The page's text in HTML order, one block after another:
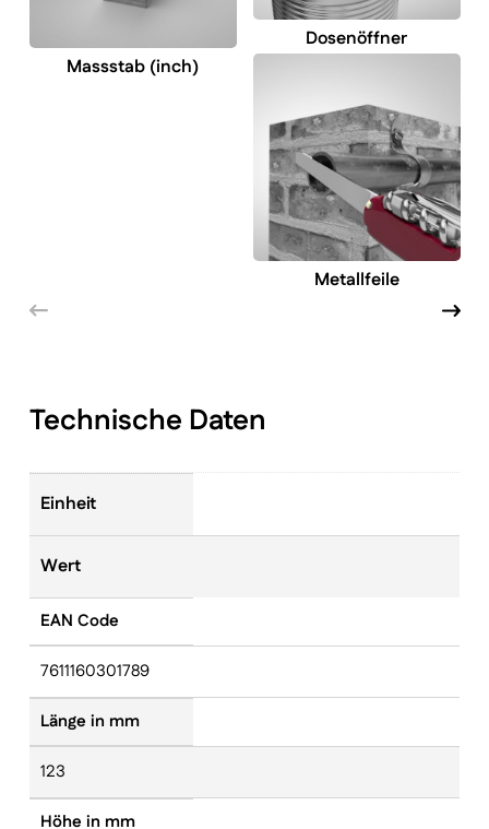
Massstab (inch)
Dosenöffner
Metallfeile
Technische Daten
Einheit
Wert
EAN Code
7611160301789
Länge in mm
123
Höhe in mm